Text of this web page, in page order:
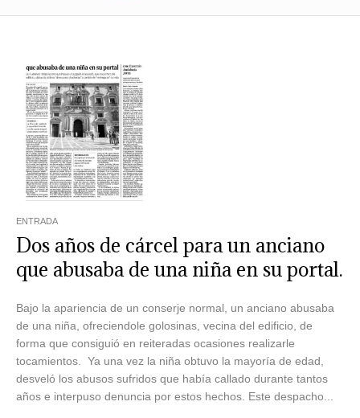
ENTRADA
Dos años de cárcel para un anciano
que abusaba de una niña en su portal.
Bajo la apariencia de un conserje normal, un anciano abusaba
de una niña, ofreciendole golosinas, vecina del edificio, de
forma que consiguió en reiteradas ocasiones realizarle
tocamientos. Ya una vez la niña obtuvo la mayoría de edad,
desveló los abusos sufridos que había callado durante tantos
años e interpuso denuncia por estos hechos. Este despacho...